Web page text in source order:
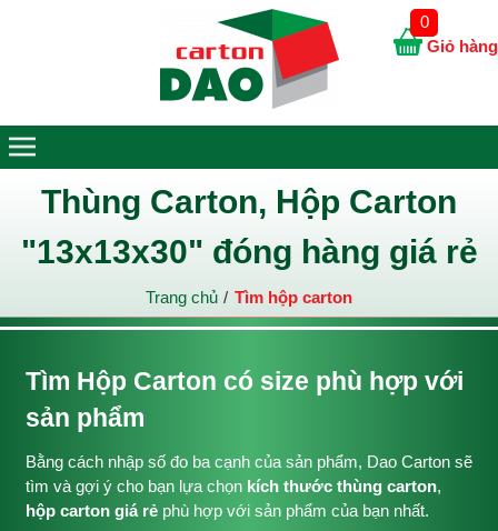
Thùng Carton, Hộp Carton
"13x13x30" đóng hàng giá rẻ
Trang chủ Tìm hộp carton
Tìm Hộp Carton có size phù hợp với
sản phẩm
Bằng cách nhập số đo ba cạnh của sản phẩm, Dao Carton sẽ
tìm và gợi ý cho bạn lựa chọn kích thước thùng carton,
hộp carton giá rẻphù hợp với sản phẩm của bạn nhất.
Giỏ hàng
0